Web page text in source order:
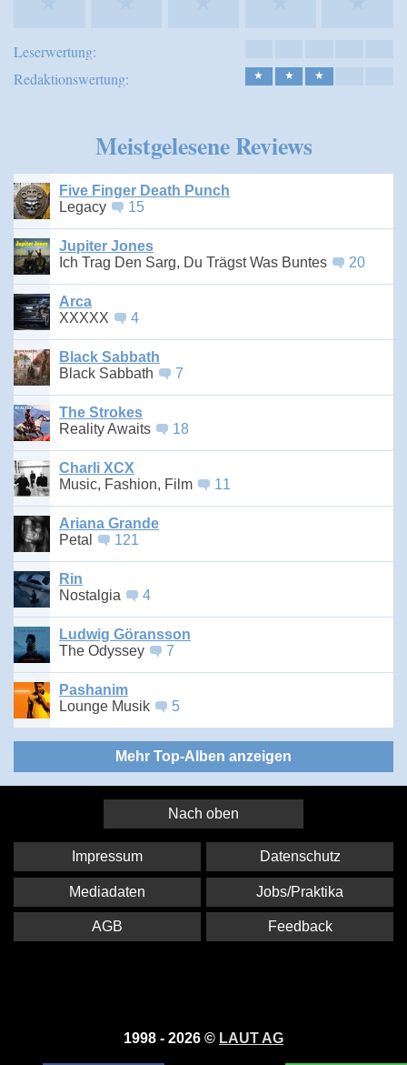
Leserwertung:
Redaktionswertung:
★ ★ ★
Meistgelesene Reviews
Five Finger Death Punch
Legacy
15
Jupiter Jones
Ich Trag Den Sarg, Du Trägst Was Buntes
20
Arca
XXXXX
4
Black Sabbath
Black Sabbath
7
The Strokes
Reality Awaits
18
Charli XCX
Music, Fashion, Film
11
Ariana Grande
Petal
121
Rin
Nostalgia
4
Ludwig Göransson
The Odyssey
7
Pashanim
Lounge Musik
5
Mehr Top-Alben anzeigen
Nach oben
1998 - 2026 © LAUT AG
Impressum Datenschutz
Mediadaten Jobs/Praktika
AGB Feedback